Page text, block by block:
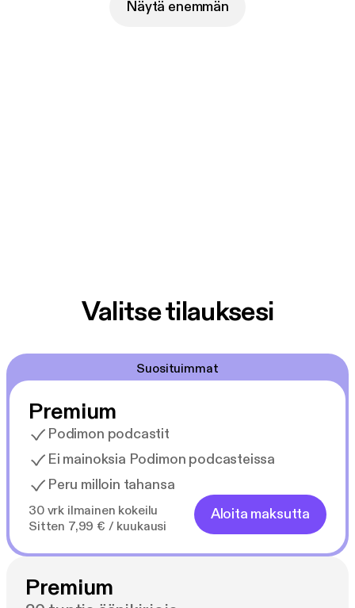
Näytä enemmän
Valitse tilauksesi
Suosituimmat
Premium
Podimon podcastit
Ei mainoksia Podimon podcasteissa
Peru milloin tahansa
30 vrk ilmainen kokeilu
Sitten 7,99 € / kuukausi
Aloita maksutta
Premium